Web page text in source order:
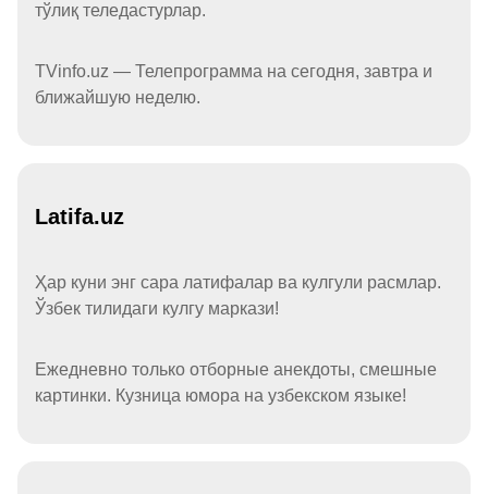
тўлиқ теледастурлар.
TVinfo.uz — Телепрограмма на сегодня, завтра и
ближайшую неделю.
Latifa.uz
Ҳар куни энг сара латифалар ва кулгули расмлар.
Ўзбек тилидаги кулгу маркази!
Ежедневно только отборные анекдоты, смешные
картинки. Кузница юмора на узбекском языке!